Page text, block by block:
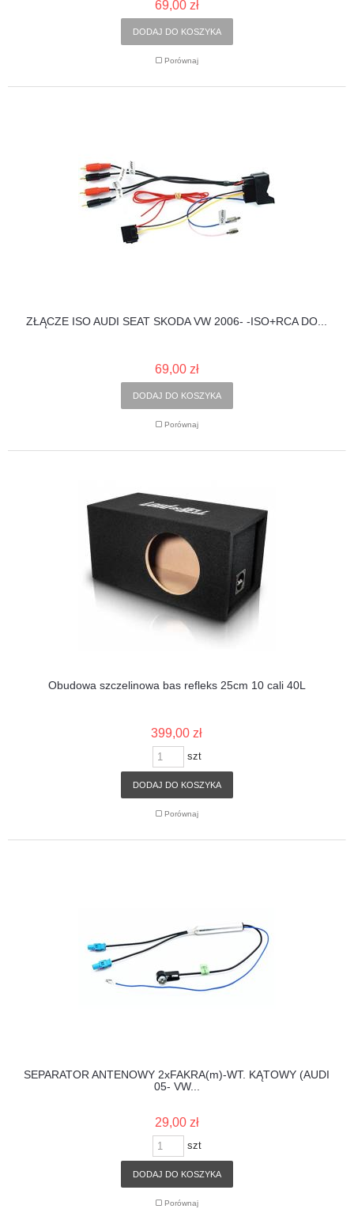
69,00 zł
DODAJ DO KOSZYKA
Porównaj
ZŁĄCZE ISO AUDI SEAT SKODA VW 2006- -ISO+RCA DO...
69,00 zł
DODAJ DO KOSZYKA
Porównaj
Obudowa szczelinowa bas refleks 25cm 10 cali 40L
399,00 zł
szt
DODAJ DO KOSZYKA
Porównaj
SEPARATOR ANTENOWY 2xFAKRA(m)-WT. KĄTOWY (AUDI
05- VW...
29,00 zł
szt
DODAJ DO KOSZYKA
Porównaj